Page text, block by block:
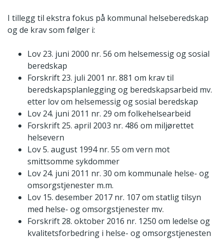
I tillegg til ekstra fokus på kommunal helseberedskap
og de krav som følger i:
Lov 23. juni 2000 nr. 56 om helsemessig og sosial
beredskap
Forskrift 23. juli 2001 nr. 881 om krav til
beredskapsplanlegging og beredskapsarbeid mv.
etter lov om helsemessig og sosial beredskap
Lov 24. juni 2011 nr. 29 om folkehelsearbeid
Forskrift 25. april 2003 nr. 486 om miljørettet
helsevern
Lov 5. august 1994 nr. 55 om vern mot
smittsomme sykdommer
Lov 24. juni 2011 nr. 30 om kommunale helse- og
omsorgstjenester m.m.
Lov 15. desember 2017 nr. 107 om statlig tilsyn
med helse- og omsorgstjenester mv.
Forskrift 28. oktober 2016 nr. 1250 om ledelse og
kvalitetsforbedring i helse- og omsorgstjenesten